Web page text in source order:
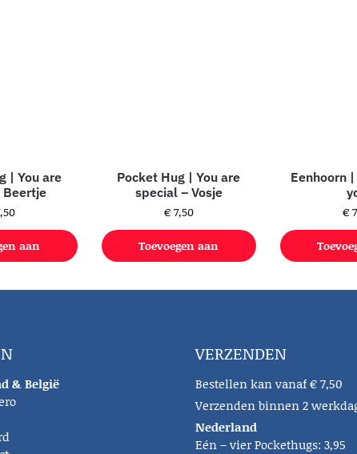
| You are
aan
Pocket Hug | You are
special – Vosje
€7,50
Toevoegen aan
Eenhoorn
€
& België
VERZENDEN
Bestellen kan vanaf € 7,50
Verzenden binnen 2
Nederland
Eén – vier Pockethugs: 3,95